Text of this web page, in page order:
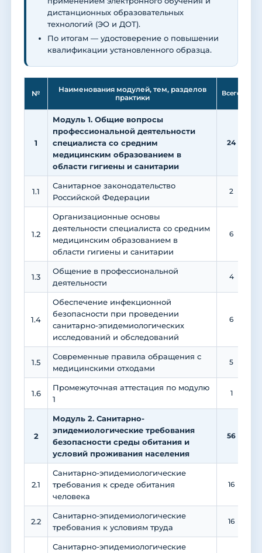
дистанционных образовательных
технологий (ЭО и ДОТ).
По итогам — удостоверение о повышении
квалификации установленного образца.
№
Наименования модулей, тем, разделов
практики
Всего
1
Модуль 1. Общие вопросы
профессиональной деятельности
специалиста со средним
медицинским образованием в
области гигиены и санитарии
24
1.1
Санитарное законодательство
Российской Федерации
2
1.2
Организационные основы
деятельности специалиста со средним
медицинским образованием в
области гигиены и санитарии
6
1.3
Общение в профессиональной
деятельности
4
1.4
Обеспечение инфекционной
безопасности при проведении
санитарно-эпидемиологических
исследований и обследований
6
1.5
Современные правила обращения с
медицинскими отходами
5
1.6
Промежуточная аттестация по модулю
1
1
2
Модуль 2. Санитарно-
эпидемиологические требования
безопасности среды обитания и
условий проживания населения
56
2.1
Санитарно-эпидемиологические
требования к среде обитания
человека
16
2.2
Санитарно-эпидемиологические
требования к условиям труда
16
Санитарно-эпидемиологические